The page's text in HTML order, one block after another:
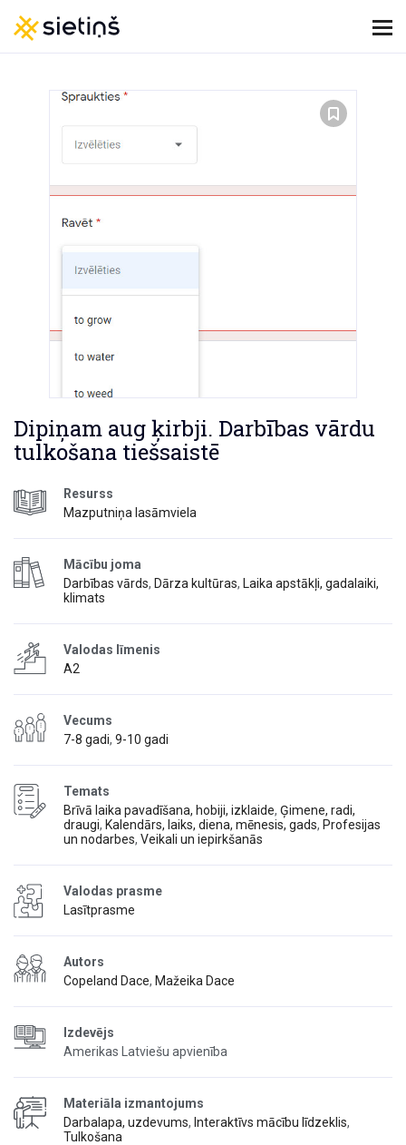
Dipiņam aug ķirbji. Darbības vārdu
tulkošana tiešsaistē
Resurss
Mazputniņa lasāmviela
Mācību joma
Darbības vārds, Dārza kultūras, Laika apstākļi, gadalaiki,
klimats
Valodas līmenis
A2
Vecums
7-8 gadi, 9-10 gadi
Temats
Brīvā laika pavadīšana, hobiji, izklaide, Ģimene, radi,
draugi, Kalendārs, laiks, diena, mēnesis, gads, Profesijas
un nodarbes, Veikali un iepirkšanās
Valodas prasme
Lasītprasme
Autors
Copeland Dace, Mažeika Dace
Izdevējs
Amerikas Latviešu apvienība
Materiāla izmantojums
Darbalapa, uzdevums, Interaktīvs mācību līdzeklis,
Tulkošana